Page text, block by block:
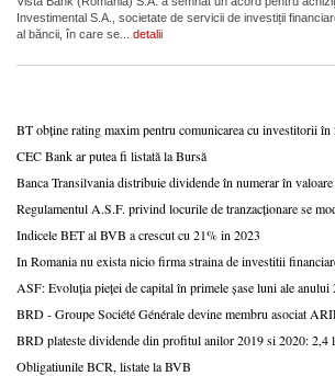
Investimental S.A., societate de servicii de investiții
al băncii, în care se... detalii
BT obține rating maxim pentru comunicarea cu investitorii în
CEC Bank ar putea fi listată la Bursă
Banca Transilvania distribuie dividende în numerar în
Regulamentul A.S.F. privind locurile de tranzacționare se
Indicele BET al BVB a crescut cu 21% in 2023
In Romania nu exista nicio firma straina de investitii
ASF: Evoluția pieței de capital în primele șase luni ale anului
BRD - Groupe Société Générale devine membru asociat
BRD plateste dividende din profitul anilor 2019 si 2020: 2,4
Obligatiunile BCR, listate la BVB